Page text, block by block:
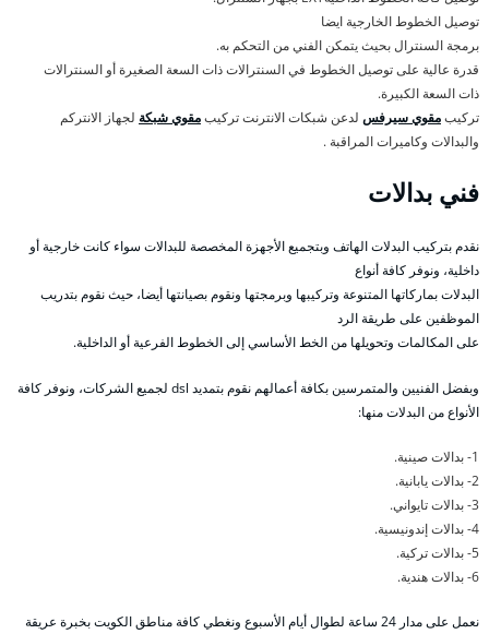
توصيل الخطوط الخارجية ايضا
برمجة السنترال بحيث يتمكن الفني من التحكم به.
قدرة عالية على توصيل الخطوط في السنترالات ذات السعة الصغيرة أو السنترالات
ذات السعة الكبيرة.
تركيبمقوي سيرفس لدعن شبكات الانترنت تركيبمقوي شبكة لجهاز الانتركم
والبدالات وكاميرات المراقبة .
فني بدالات
نقدم بتركيب البدلات الهاتف وبتجميع الأجهزة المخصصة للبدالات سواء كانت خارجية أو
داخلية، ونوفر كافة أنواع
البدلات بماركاتها المتنوعة وتركيبها وبرمجتها ونقوم بصيانتها أيضا، حيث نقوم بتدريب
الموظفين على طريقة الرد
على المكالمات وتحويلها من الخط الأساسي إلى الخطوط الفرعية أو الداخلية.
وبفضل الفنيين والمتمرسين بكافة أعمالهم نقوم بتمديد dsl لجميع الشركات، ونوفر كافة
الأنواع من البدلات منها:
1- بدالات صينية.
2- بدالات يابانية.
3- بدالات تايواني.
4- بدالات إندونيسية.
5- بدالات تركية.
6- بدالات هندية.
نعمل على مدار 24 ساعة لطوال أيام الأسبوع ونغطي كافة مناطق الكويت بخبرة عريقة